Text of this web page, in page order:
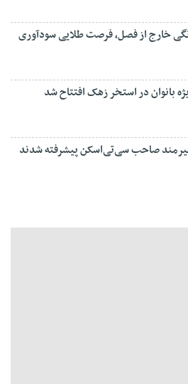
خارج از فصل، فرصت طلایی سودآوری
بانوان در استخر زهک افتتاح شد
صاحب سی‌تی‌اسکن پیشرفته شدند